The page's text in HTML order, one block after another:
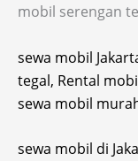
mobil serengan
sewa mobil
tegal, Rental
sewa mobil
sewa mobil di